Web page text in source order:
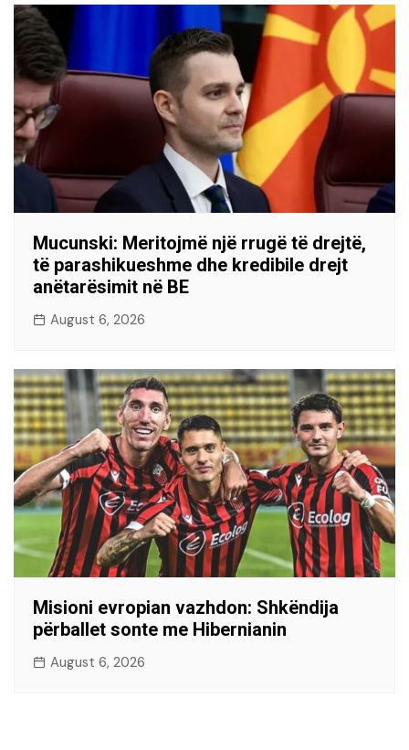
Mucunski: Meritojmë një rrugë të drejtë,
të parashikueshme dhe kredibile drejt
anëtarësimit në BE
August 6, 2026
Misioni evropian vazhdon: Shkëndija
përballet sonte me Hibernianin
August 6, 2026